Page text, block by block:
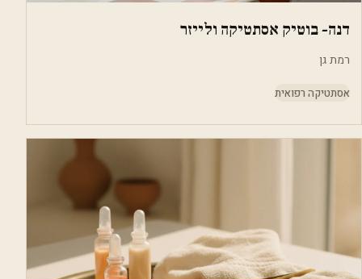
דנה- בוטיק אסתטיקה ולייזר
רמת גן
אסתטיקה רפואית